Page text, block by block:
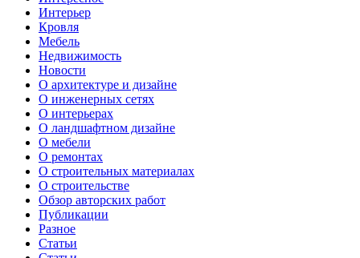
Интерьер
Кровля
Мебель
Недвижимость
Новости
О архитектуре и дизайне
О инженерных сетях
О интерьерах
О ландшафтном дизайне
О мебели
О ремонтах
О строительных материалах
О строительстве
Обзор авторских работ
Публикации
Разное
Статьи